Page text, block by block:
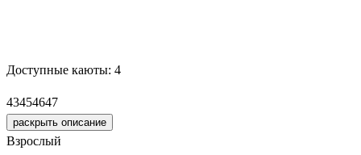
Доступные каюты: 4
43454647
раскрыть описание
Взрослый